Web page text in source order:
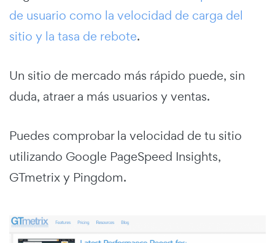
de usuario como la velocidad de carga del
sitio y la tasa de rebote.
Un sitio de mercado más rápido puede, sin
duda, atraer a más usuarios y ventas.
Puedes comprobar la velocidad de tu sitio
utilizando Google PageSpeed Insights,
GTmetrixy Pingdom.